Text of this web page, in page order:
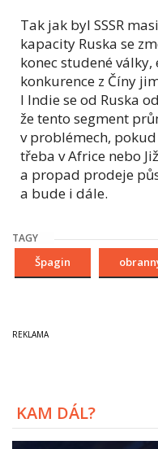
Tak jak byl SSSR
kapacity Ruska se
konec studené
konkurence z Číny
I Indie se od Ruska
že tento segment
v problémech,
třeba v Africe nebo
a propad prodeje
a bude i dále.
TAGY
Špagin
KAM DÁL?